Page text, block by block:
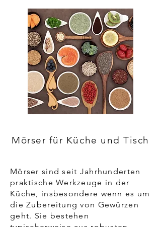
Mörser für Küche und Tisch
Mörser sind seit Jahrhunderten
praktische Werkzeuge in der
Küche, insbesondere wenn es um
die Zubereitung von Gewürzen
geht. Sie bestehen